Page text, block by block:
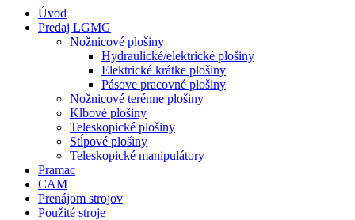
Úvod
Predaj LGMG
Nožnicové plošiny
Hydraulické/elektrické plošiny
Elektrické krátke plošiny
Pásove pracovné plošiny
Nožnicové terénne plošiny
Klbové plošiny
Teleskopické plošiny
Stĺpové plošiny
Teleskopické manipulátory
Pramac
CAM
Prenájom strojov
Použité stroje